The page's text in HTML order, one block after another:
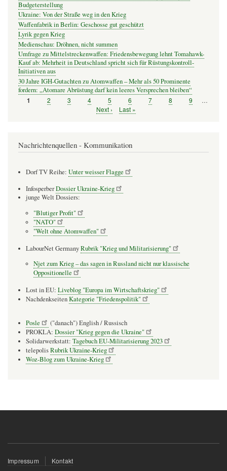
Budgeterstellung
Ukraine: Von der Straße weg in den Krieg
Waffenfabrik in Berlin: Geschosse gut geschützt
Lyrik gegen Krieg
Medienschau: Dröhnen, nicht summen
Umfrage zu Mittelstreckenwaffen: Friedensbewegung lehnt Tomahawk-
Kauf ab: Mehrheit in Deutschland spricht sich für Rüstungskontroll-
Initiativen aus
30 Jahre IGH-Gutachten zu Atomwaffen – Mehr als 50 Prominente
fordern: „Atomare Abrüstung darf kein leeres Versprechen bleiben“
Seitennummerierung
Seite
1 Seite
2 Seite
3 Seite
4 Seite
5 Seite
6 Seite
7 Seite
8 Seite
9
…
Nächste
Next ›
Letzte
Last »
Nachrichtenquellen - Kommunikation
Dorf TV Reihe: Unter weisser Flagge
InfosperberDossier Ukraine-Krieg
junge Welt Dossiers:
"Blutiger Profit"
"NATO"
"Welt ohne Atomwaffen"
LabourNet GermanyRubrik "Krieg und Militarisierung"
Njet zum Krieg – das sagen in Russland nicht nur klassische
Oppositionelle
Lost in EU: Liveblog "Europa im Wirtschaftskrieg"
NachdenkseitenKategorie "Friedenspolitik"
Posle
("danach") English / Russisch
PROKLA: Dossier "Krieg gegen die Ukraine"
Solidarwerkstatt: Tagebuch EU-Militarisierung 2023
telepolisRubrik Ukraine-Krieg
Woz-Blog zum Ukraine-Krieg
Fußzeilenmenü
Impressum Kontakt